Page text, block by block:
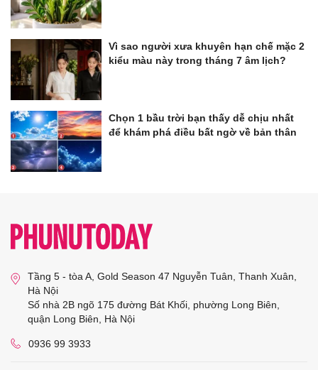
Vì sao người xưa khuyên hạn chế mặc 2
kiểu màu này trong tháng 7 âm lịch?
Chọn 1 bầu trời bạn thấy dễ chịu nhất
để khám phá điều bất ngờ về bản thân
Tầng 5 - tòa A, Gold Season 47 Nguyễn Tuân, Thanh Xuân,
Hà Nội
Số nhà 2B ngõ 175 đường Bát Khối, phường Long Biên,
quận Long Biên, Hà Nội
0936 99 3933